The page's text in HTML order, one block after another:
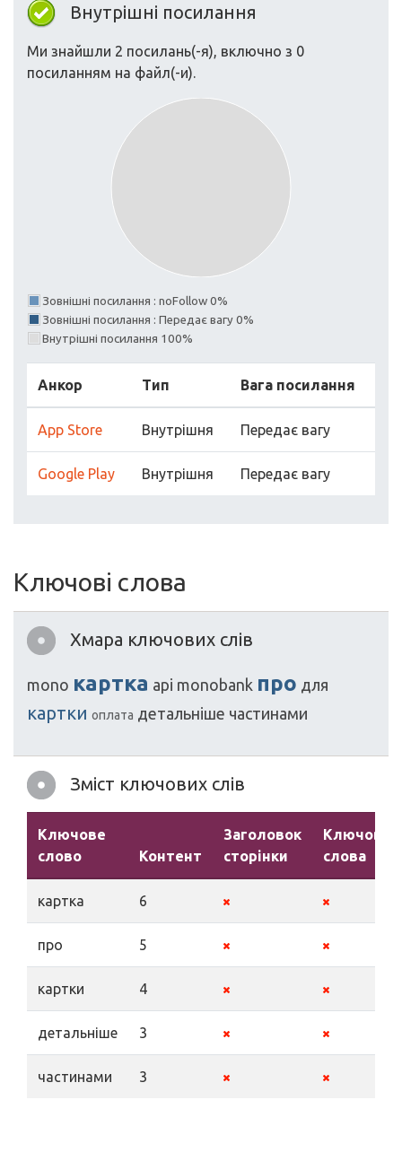
Внутрішні посилання
Ми знайшли 2 посилань(-я), включно з 0
посиланням на файл(-и).
Зовнішні посилання : noFollow 0%
Зовнішні посилання : Передає вагу 0%
Внутрішні посилання 100%
Анкор Тип Вага посилання
App Store Внутрішня Передає вагу
Google Play Внутрішня Передає вагу
Ключові слова
Хмара ключових слів
mono картка api monobank про для
картки оплата детальніше частинами
Зміст ключових слів
Ключове
слово
Контент
Заголовок
сторінки
Ключові
слова
картка 6
про 5
картки 4
детальніше 3
частинами 3